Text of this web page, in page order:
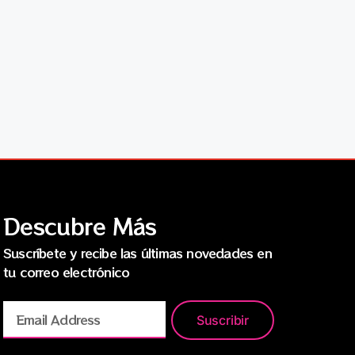
Descubre Más
Suscríbete y recibe las últimas novedades en
tu correo electrónico
Suscribir